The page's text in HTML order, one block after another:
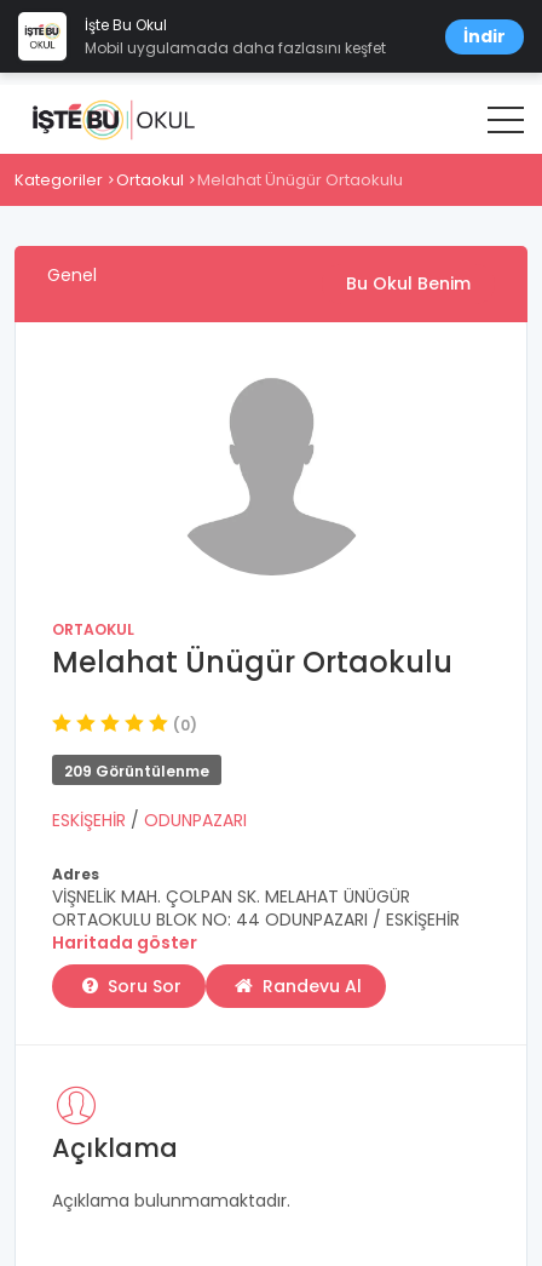
İşte Bu Okul
Mobil uygulamada daha fazlasını keşfet
İndir
Kategoriler Ortaokul Melahat Ünügür Ortaokulu
Genel Bu Okul Benim
ORTAOKUL
Melahat Ünügür Ortaokulu
(0)
209 Görüntülenme
ESKİŞEHİR / ODUNPAZARI
Adres
VİŞNELİK MAH. ÇOLPAN SK. MELAHAT ÜNÜGÜR
ORTAOKULU BLOK NO: 44 ODUNPAZARI / ESKİŞEHİR
Haritada göster
Soru Sor
Randevu Al
Açıklama
Açıklama bulunmamaktadır.